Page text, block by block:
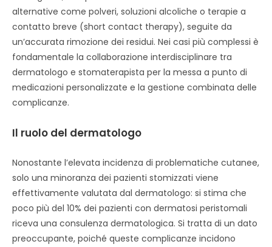
alternative come polveri, soluzioni alcoliche o terapie a
contatto breve (short contact therapy), seguite da
un’accurata rimozione dei residui. Nei casi più complessi è
fondamentale la collaborazione interdisciplinare tra
dermatologo e stomaterapista per la messa a punto di
medicazioni personalizzate e la gestione combinata delle
complicanze.
Il ruolo del dermatologo
Nonostante l’elevata incidenza di problematiche cutanee,
solo una minoranza dei pazienti stomizzati viene
effettivamente valutata dal dermatologo: si stima che
poco più del 10% dei pazienti con dermatosi peristomali
riceva una consulenza dermatologica. Si tratta di un dato
preoccupante, poiché queste complicanze incidono